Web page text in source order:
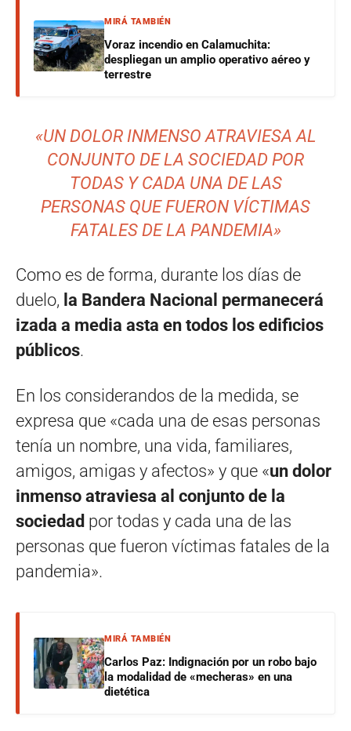
MIRÁ TAMBIÉN
Voraz incendio en Calamuchita:
despliegan un amplio operativo aéreo y
terrestre
«UN DOLOR INMENSO ATRAVIESA AL
CONJUNTO DE LA SOCIEDAD POR
TODAS Y CADA UNA DE LAS
PERSONAS QUE FUERON VÍCTIMAS
FATALES DE LA PANDEMIA»
Como es de forma, durante los días de
duelo, la Bandera Nacional permanecerá
izada a media asta en todos los edificios
públicos.
En los considerandos de la medida, se
expresa que «cada una de esas personas
tenía un nombre, una vida, familiares,
amigos, amigas y afectos» y que «un dolor
inmenso atraviesa al conjunto de la
sociedad por todas y cada una de las
personas que fueron víctimas fatales de la
pandemia».
MIRÁ TAMBIÉN
Carlos Paz: Indignación por un robo bajo
la modalidad de «mecheras» en una
dietética